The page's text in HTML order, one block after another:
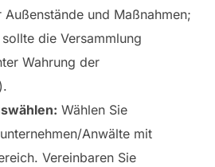
und Maßnahmen;
die Versammlung
Wahrung der
Wählen Sie
Anwälte mit
Vereinbaren Sie